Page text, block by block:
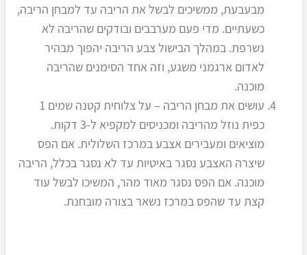
מבעבעת, ממשיכים לבשל את הריבה עד למבחן הריבה,
כשעתיים. מדי פעם מערבבים ובודקים שהריבה לא
נשרפת. במהלך הבישול צבע הריבה יהפוך מבהיר
לאדום ארגמני משגע, וזה אחד הסימנים שהריבה
מוכנה.
עושים את מבחן הריבה – על צלוחית קטנה שמים 1
כפית נוזל מהריבה ומכניסים למקפיא ל-3 דקות.
מוציאים ומעבירים אצבע במרכז השלולית. אם הפס
שיצרה האצבע נסגר באיטיות עד לא נסגר בכלל, הריבה
מוכנה. אם הפס נסגר מאוד מהר, המשיכו לבשל עוד
קצת עד שהפס במרכז נשאר בצורה מובחנת.